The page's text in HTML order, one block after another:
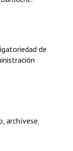
de
archívese.